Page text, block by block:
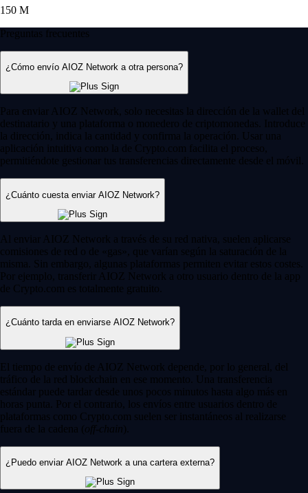
150 M
Preguntas frecuentes
¿Cómo envío AIOZ Network a otra persona?
Para enviar AIOZ Network, solo necesitas la dirección de la wallet del
destinatario y una plataforma o monedero de criptomonedas. Introduce
la dirección, indica la cantidad y confirma la operación. Usar una
aplicación intuitiva como la de Crypto.com facilita el proceso,
permitiéndote gestionar tus transferencias directamente desde el móvil.
¿Cuánto cuesta enviar AIOZ Network?
Al enviar AIOZ Network a través de su red nativa, suelen aplicarse
comisiones de red o de «gas», que varían según la saturación de la
misma. Sin embargo, algunas plataformas permiten evitar estos costes.
Por ejemplo, transferir AIOZ Network a otro usuario dentro de la app
de Crypto.com es totalmente gratuito.
¿Cuánto tarda en enviarse AIOZ Network?
El tiempo de envío de AIOZ Network depende, por lo general, del
tráfico de la red blockchain en ese momento. Una transferencia
estándar puede tardar desde unos pocos minutos hasta algo más en
horas punta. Por el contrario, los envíos entre usuarios dentro de
plataformas como Crypto.com suelen ser instantáneos al realizarse
fuera de la cadena (off-chain ).
¿Puedo enviar AIOZ Network a una cartera externa?